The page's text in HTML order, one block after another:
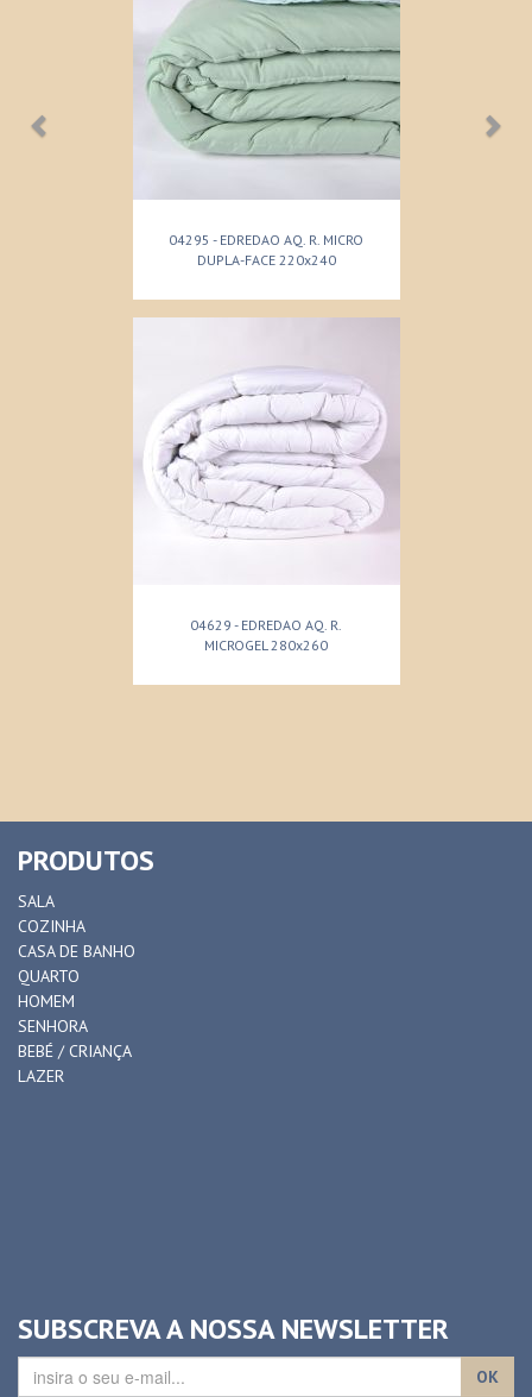
04295 - EDREDAO AQ. R. MICRO
DUPLA-FACE 220x240
04629 - EDREDAO AQ. R.
MICROGEL 280x260
PRODUTOS
SALA
COZINHA
CASA DE BANHO
QUARTO
HOMEM
SENHORA
BEBÉ / CRIANÇA
LAZER
SUBSCREVA A NOSSA NEWSLETTER
OK